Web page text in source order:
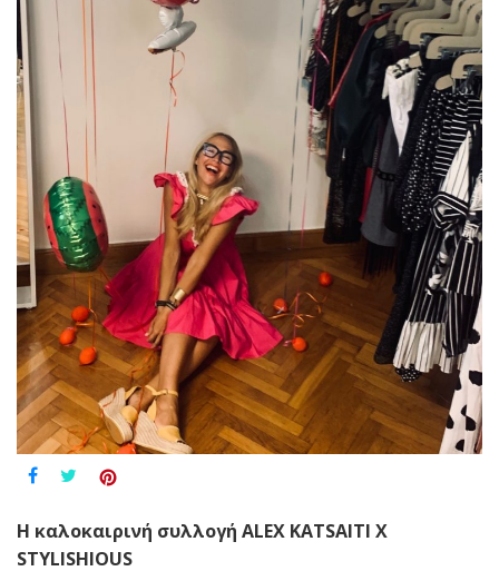
Η καλοκαιρινή συλλογή ALEX KATSAITI X
STYLISHIOUS